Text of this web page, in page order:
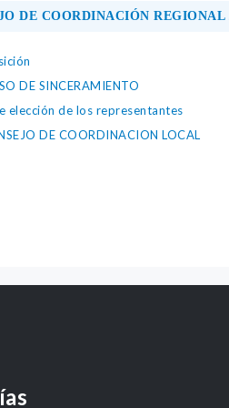
DE COORDINACIÓN
DE SINCERAMIENTO
elección de los representantes
DE COORDINACION LOCAL